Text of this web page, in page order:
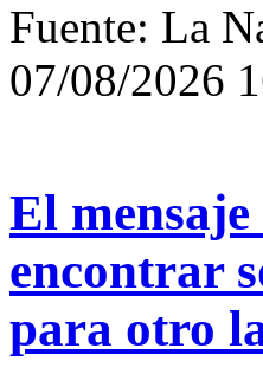
Fuente: La
07/08/2026
El
encontrar
para otro